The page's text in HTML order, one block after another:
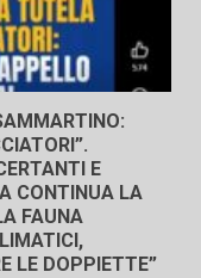
E
CONTINUA LA
FAUNA
LE DOPPIETTE”